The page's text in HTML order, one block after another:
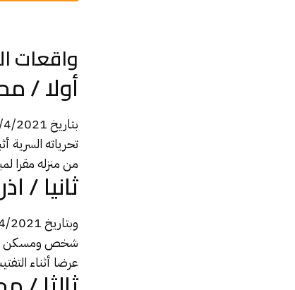
واقعات
أولا /
تحرياته السرية
من منزله مقرا
ثانيا /
شخص ومسكن
عرضا أثناء